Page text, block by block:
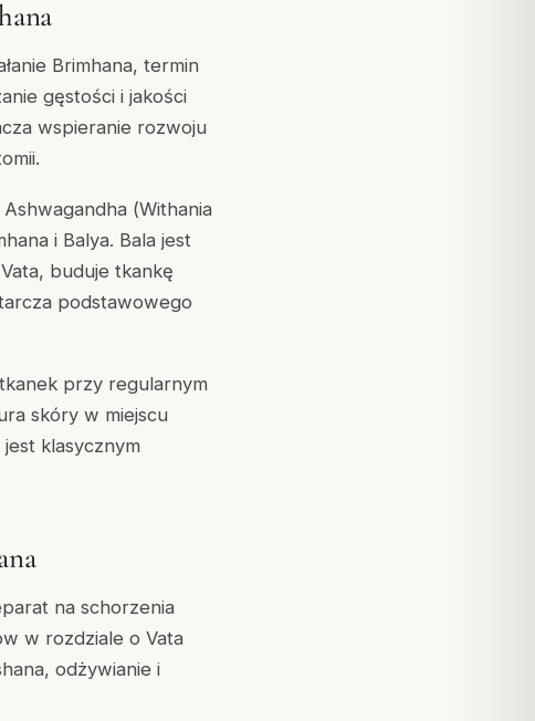
Brimhana, termin
gęstości i jakości
wspieranie rozwoju
Ashwagandha (Withania
i Balya. Bala jest
buduje tkankę
podstawowego
przy regularnym
skóry w miejscu
klasycznym
na schorzenia
w rozdziale o Vata
, odżywianie i